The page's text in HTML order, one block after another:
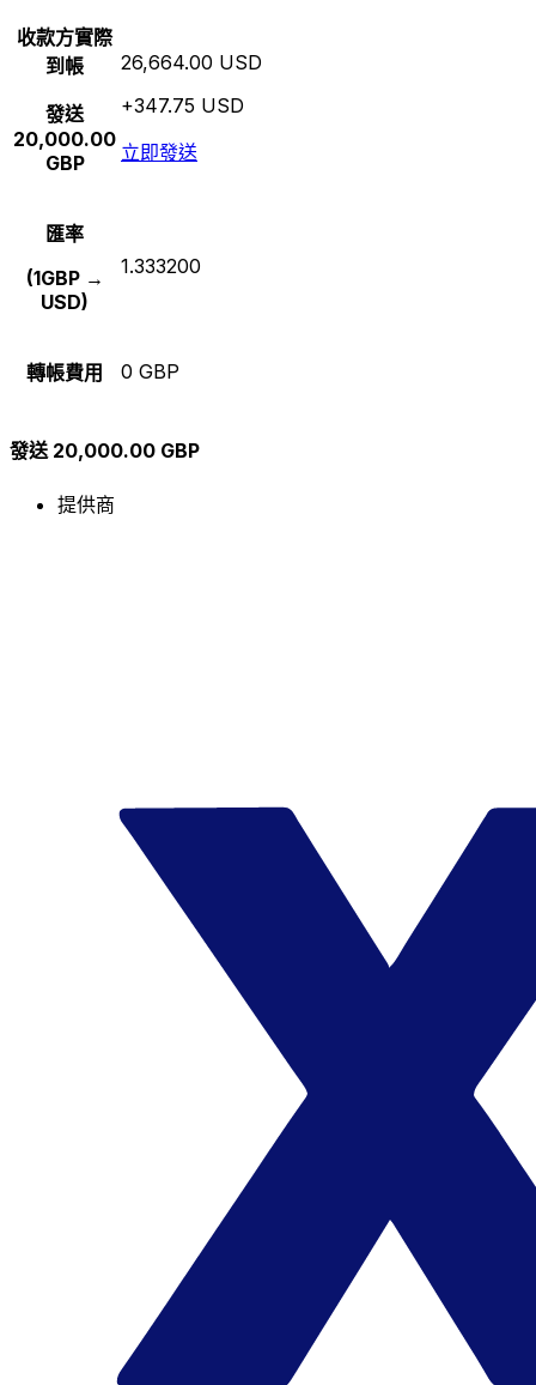
收款方實際
到帳
發送
20,000.00
GBP
26,664.00 USD
+347.75 USD
立即發送
匯率
(1GBP →
USD)
1.333200
轉帳費用 0 GBP
發送 20,000.00 GBP
提供商